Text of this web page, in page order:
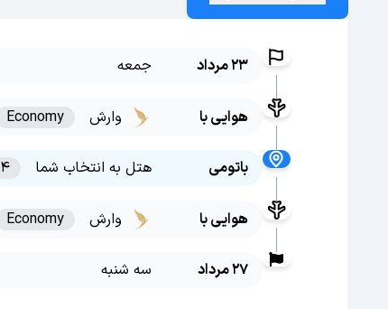
23 مرداد جمعه
هوایی با وارش Economy
باتومی هتل به انتخاب شما 4 شب
هوایی با وارش Economy
27 مرداد سه شنبه